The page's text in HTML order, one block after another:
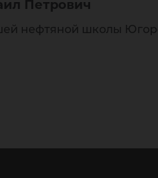
Петрович
нефтяной школы